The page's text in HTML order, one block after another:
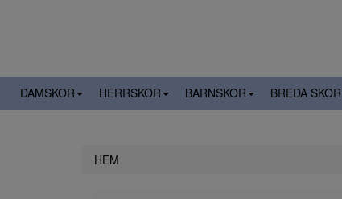
DAMSKOR HERRSKOR BARNSKOR BREDA SKOR
HEM